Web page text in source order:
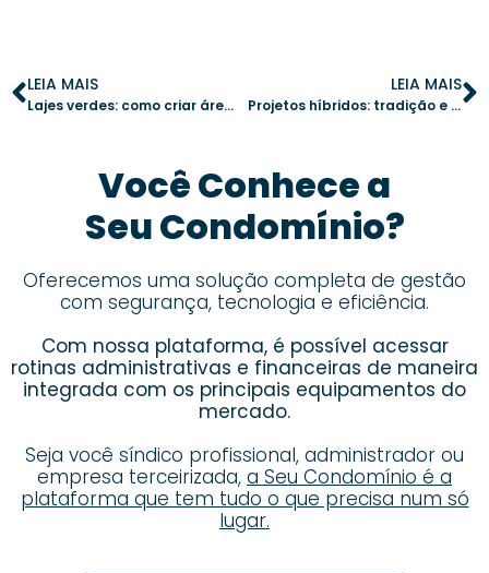
LEIA MAIS
Lajes verdes: como criar áreas sustentáveis no seu condomínio
LEIA MAIS
Projetos híbridos: tradição e inovação nos condomínios modernos
Você Conhece a
Seu Condomínio?
Oferecemos uma solução completa de gestão
com segurança, tecnologia e eficiência.
Com nossa plataforma, é possível acessar
rotinas administrativas e financeiras de maneira
integrada com os principais equipamentos do
mercado.
Seja você síndico profissional, administrador ou
empresa terceirizada, a Seu Condomínio é a
plataforma que tem tudo o que precisa num só
lugar.